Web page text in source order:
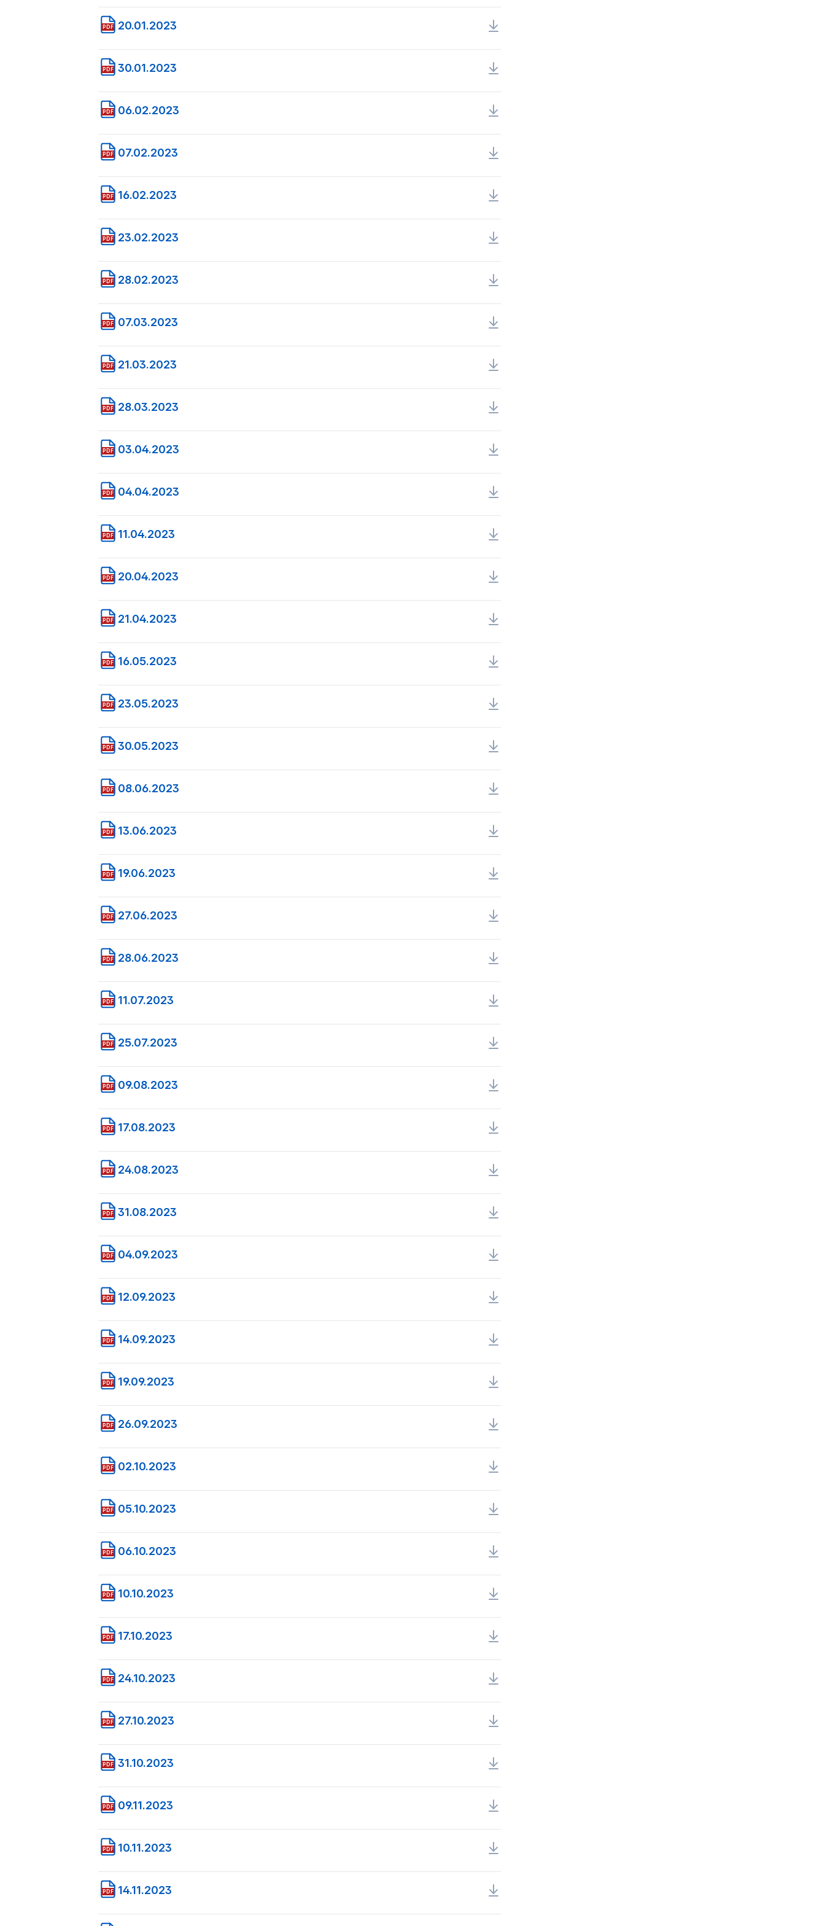
PDF 20.01.2023
PDF 30.01.2023
PDF 06.02.2023
PDF 07.02.2023
PDF 16.02.2023
PDF 23.02.2023
PDF 28.02.2023
PDF 07.03.2023
PDF 21.03.2023
PDF 28.03.2023
PDF 03.04.2023
PDF 04.04.2023
PDF 11.04.2023
PDF 20.04.2023
PDF 21.04.2023
PDF 16.05.2023
PDF 23.05.2023
PDF 30.05.2023
PDF 08.06.2023
PDF 13.06.2023
PDF 19.06.2023
PDF 27.06.2023
PDF 28.06.2023
PDF 11.07.2023
PDF 25.07.2023
PDF 09.08.2023
PDF 17.08.2023
PDF 24.08.2023
PDF 31.08.2023
PDF 04.09.2023
PDF 12.09.2023
PDF 14.09.2023
PDF 19.09.2023
PDF 26.09.2023
PDF 02.10.2023
PDF 05.10.2023
PDF 06.10.2023
PDF 10.10.2023
PDF 17.10.2023
PDF 24.10.2023
PDF 27.10.2023
PDF 31.10.2023
PDF 09.11.2023
PDF 10.11.2023
PDF 14.11.2023